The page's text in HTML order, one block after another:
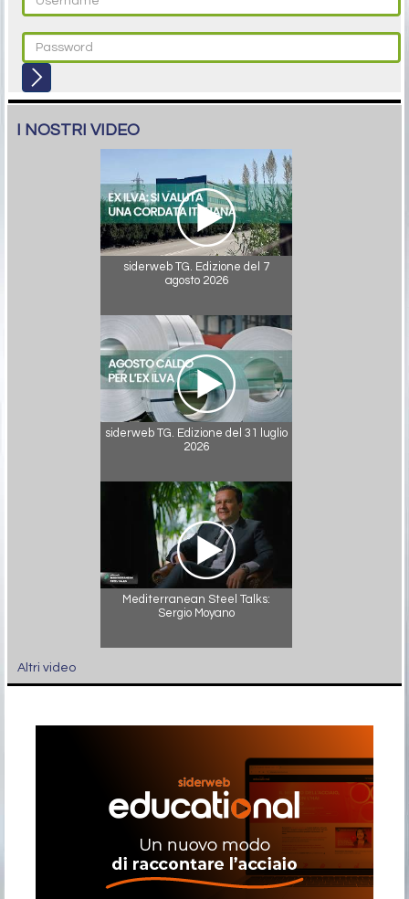
I NOSTRI VIDEO
siderweb TG. Edizione del 7
agosto 2026
siderweb TG. Edizione del 31 luglio
2026
Mediterranean Steel Talks:
Sergio Moyano
Altri video